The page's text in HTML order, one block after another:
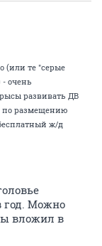
(или те "серые
очень
развивать ДВ
по размещению
ж/д
год. Можно
вложил в